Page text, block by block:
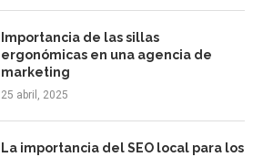
Importancia de las sillas
ergonómicas en una agencia de
marketing
25 abril, 2025
La importancia del SEO local para los